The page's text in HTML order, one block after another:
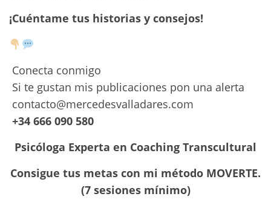
¡Cuéntame tus historias y consejos!
Conecta conmigo
Si te gustan mis publicaciones pon una alerta
contacto@mercedesvalladares.com
+34 666 090 580
Psicóloga Experta en Coaching Transcultural
Consigue tus metas con mi método MOVERTE.
(7 sesiones mínimo)